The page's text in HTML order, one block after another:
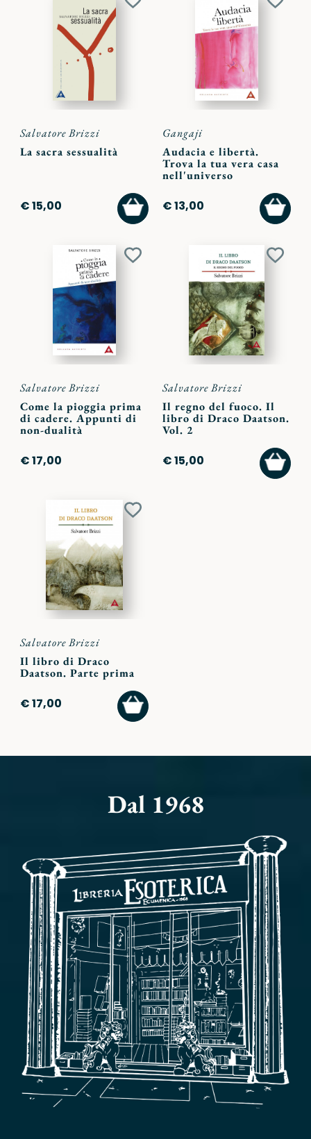
Aggiungi
Salvatore Brizzi
La sacra sessualità
€ 15,00
AGGIUNGI
AL
CARRELLO
Gangaji
Audacia e libertà.
Trova la tua vera casa
nell'universo
€ 13,00
AL
Aggiungi
Salvatore Brizzi
Come la pioggia prima
di cadere. Appunti di
non-dualità
€ 17,00
Salvatore Brizzi
Il regno del fuoco. Il
libro di Draco Daatson.
Vol. 2
€ 15,00
AL
Aggiungi
Salvatore Brizzi
Il libro di Draco
Daatson. Parte prima
€ 17,00
AGGIUNGI
AL
CARRELLO
Dal 1968